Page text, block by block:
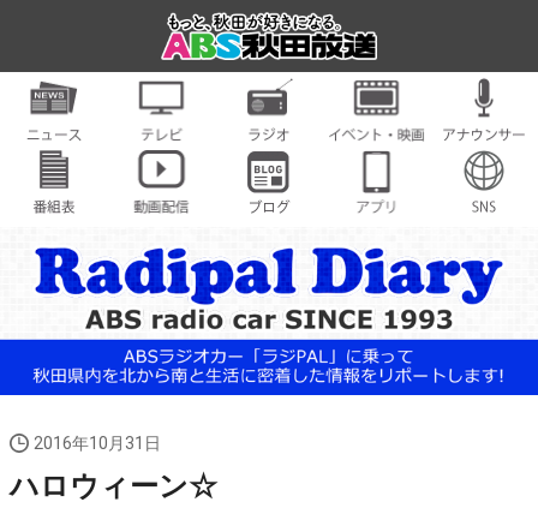
2016年10月31日
ハロウィーン☆